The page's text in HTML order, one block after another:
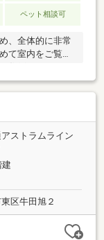
ペット相談可
、全体的に非常
て室内をご覧に
があり、サービ
用途に応じて柔
な規格の窓を採
、日中は照明い
ニーも広く、日
魅力です。マン
品や趣味道具の
学校ともに徒歩
が整っていま
ストラムライン
区牛田旭２